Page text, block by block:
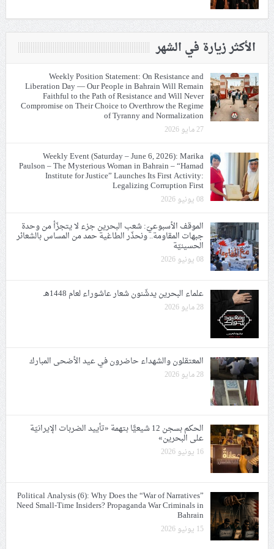
الأكثر زيارة في الشهر
Weekly Position Statement: On Resistance and
Liberation Day — Our People in Bahrain Will Remain
Faithful to the Path of Resistance and Will Never
Compromise on Their Choice to Overthrow the Regime
of Tyranny and Normalization
27 مايو 2026
Weekly Event (Saturday – June 6, 2026): Marika
Paulson – The Mysterious Woman in Bahrain – “Hamad
Institute for Justice” Launches Its First Activity:
Legalizing Corruption First
08 يونيو 2026
الموقف الأسبوعيّ: شعب البحرين جزء لا يتجزّأ من وحدة
جبهات المقاومة.. ونحذّر الطاغية حمد من المساس بالشعائر
الحسينيّة
08 يونيو 2026
علماء البحرين يدشّنون شعار عاشوراء لعام 1448هـ
28 مايو 2026
المعتقلون والشهداء حاضرون في عيد الأضحى المبارك
28 مايو 2026
الحكم بسجن 12 شيعيًّا بتهمة «تأييد الضربات الإيرانيّة
على البحرين»
16 يونيو 2026
Political Analysis (6): Why Does the “War of Narratives”
Need Small-Time Insiders? Propaganda War Criminals in
Bahrain
15 يونيو 2026